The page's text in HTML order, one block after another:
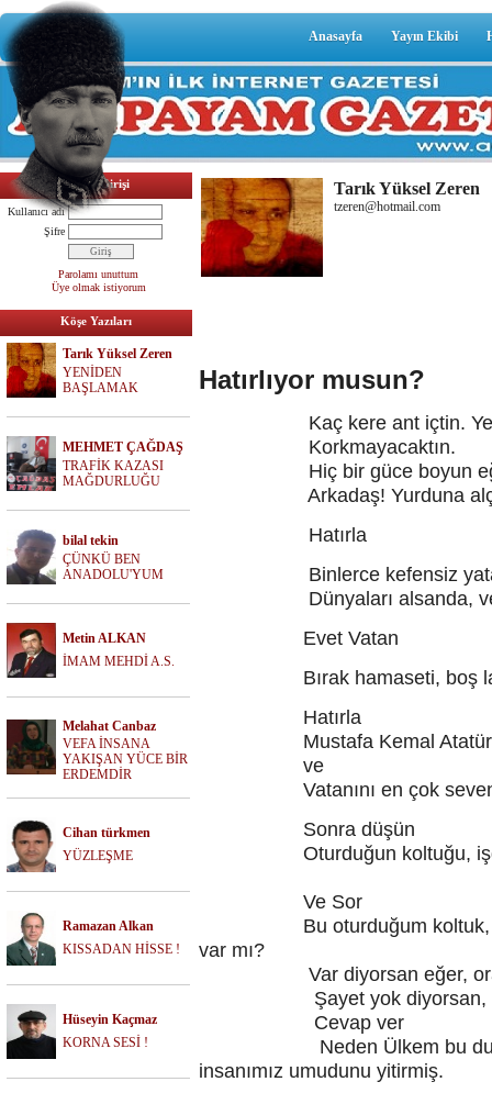
Anasayfa Yayın Ekibi
Üyelik Girişi
Kullanıcı adı
Şifre
Parolamı unuttum
Üye olmak istiyorum
Köşe Yazıları
Tarık Yüksel Zeren
YENİDEN
BAŞLAMAK
MEHMET ÇAĞDAŞ
TRAFİK KAZASI
MAĞDURLUĞU
bilal tekin
ÇÜNKÜ BEN
ANADOLU'YUM
Metin ALKAN
İMAM MEHDİ A.S.
Melahat Canbaz
VEFA İNSANA
YAKIŞAN YÜCE BİR
ERDEMDİR
Cihan türkmen
YÜZLEŞME
Ramazan Alkan
KISSADAN HİSSE !
Hüseyin Kaçmaz
KORNA SESİ !
Tarık Yüksel Zeren
tzeren@hotmail.com
Hatırlıyor musun?
Kaç kere ant içtin.
Korkmayacaktın.
Hiç bir güce boyun
Arkadaş! Yurduna
Hatırla
Binlerce kefensiz
Dünyaları alsanda,
Evet Vatan
Bırak hamaseti, boş
Hatırla
Mustafa Kemal
ve
Vatanını en çok
Sonra düşün
Oturduğun koltuğu, işgal
Ve Sor
Bu oturduğum koltuk, işgal
var mı?
Var diyorsan eğer, orada
Şayet yok diyorsan,
Cevap ver
Neden Ülkem bu durumda,
insanımız umudunu yitirmiş.